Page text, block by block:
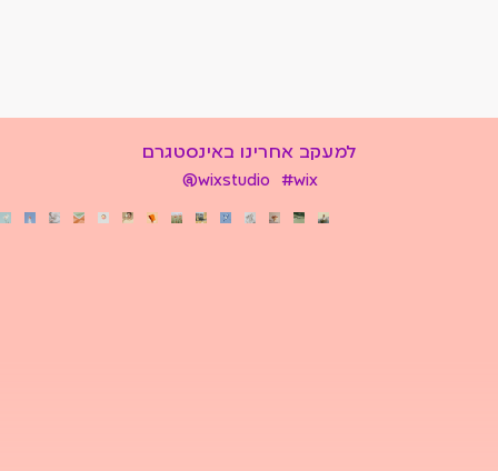
למעקב אחרינו באינסטגרם
#wix
@wixstudio